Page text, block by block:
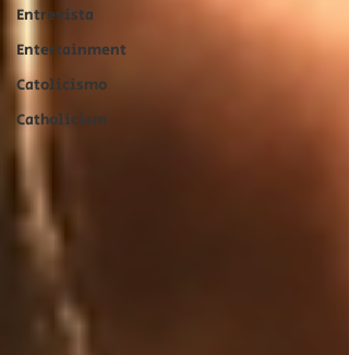
Entrevista
Entertainment
Catolicismo
Catholicism